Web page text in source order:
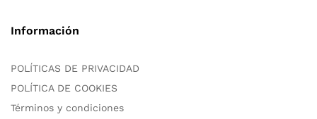
Información
POLÍTICAS DE PRIVACIDAD
POLÍTICA DE COOKIES
Términos y condiciones